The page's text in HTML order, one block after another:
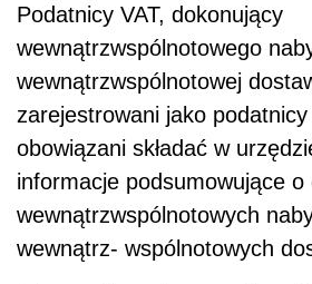
Podatnicy VAT, dokonujący
wewnątrzwspólnotowego
wewnątrzwspólnotowej
zarejestrowani jako
obowiązani składać w
informacje podsumowujące o
wewnątrzwspólnotowych
wewnątrz- wspólnotowych